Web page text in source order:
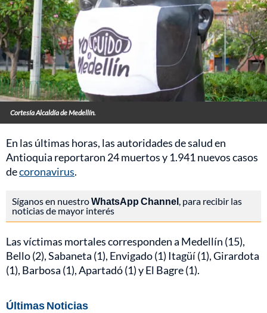
Cortesía Alcaldía de Medellín.
En las últimas horas, las autoridades de salud en
Antioquia reportaron 24 muertos y 1.941 nuevos casos
decoronavirus.
Síganos en nuestroWhatsApp Channel, para recibir las
noticias de mayor interés
Las víctimas mortales corresponden a Medellín (15),
Bello (2), Sabaneta (1), Envigado (1) Itagüí (1), Girardota
(1), Barbosa (1), Apartadó (1) y El Bagre (1).
Últimas Noticias